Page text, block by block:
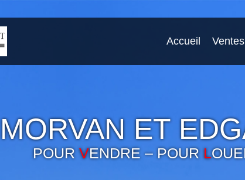
Accueil Ventes
MORVAN ET
POURVENDRE – POUR L